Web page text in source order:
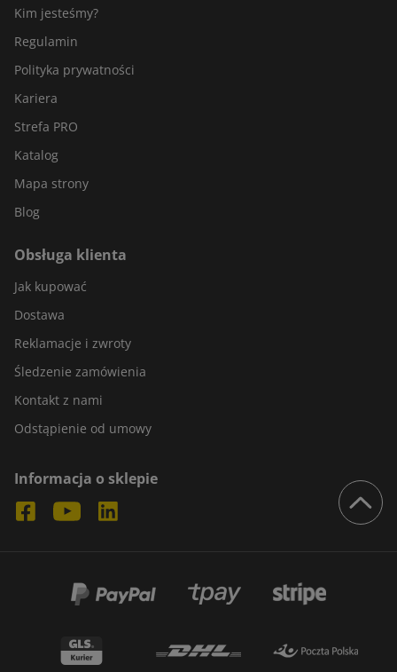
Kim jesteśmy?
Regulamin
Polityka prywatności
Kariera
Strefa PRO
Katalog
Mapa strony
Blog
Obsługa klienta
Jak kupować
Dostawa
Reklamacje i zwroty
Śledzenie zamówienia
Kontakt z nami
Odstąpienie od umowy
Informacja o sklepie